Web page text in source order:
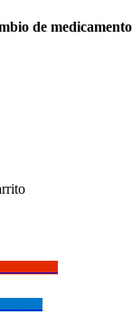
de